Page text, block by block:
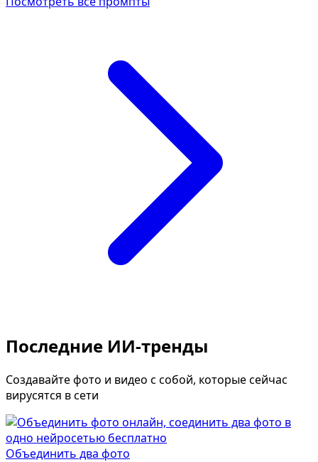
Последние ИИ-тренды
Создавайте фото и видео с собой, которые сейчас
вирусятся в сети
Объединить два фото